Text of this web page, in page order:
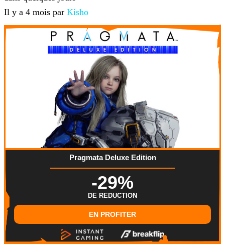
Il y a 4 mois par Kisho
Pragmata Deluxe Edition
-29%
DE REDUCTION
EN PROFITER